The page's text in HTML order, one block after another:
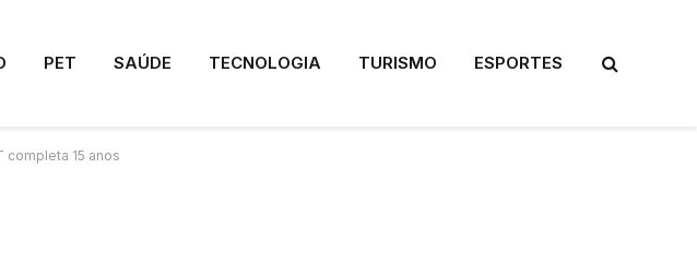
PET SAÚDE TECNOLOGIA TURISMO ESPORTES
completa 15 anos